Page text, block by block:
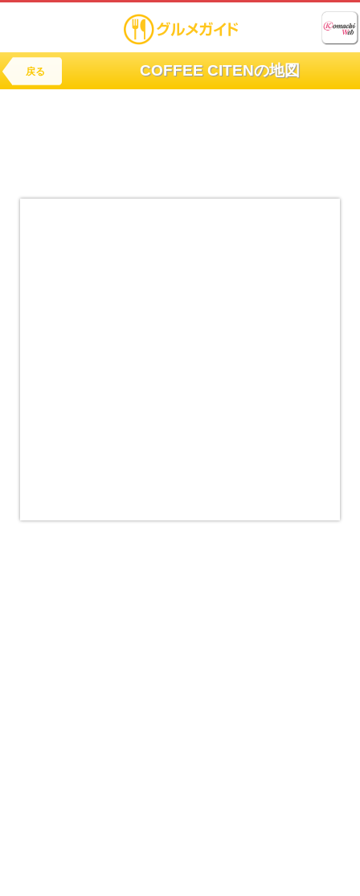
戻る COFFEE CITENの地図